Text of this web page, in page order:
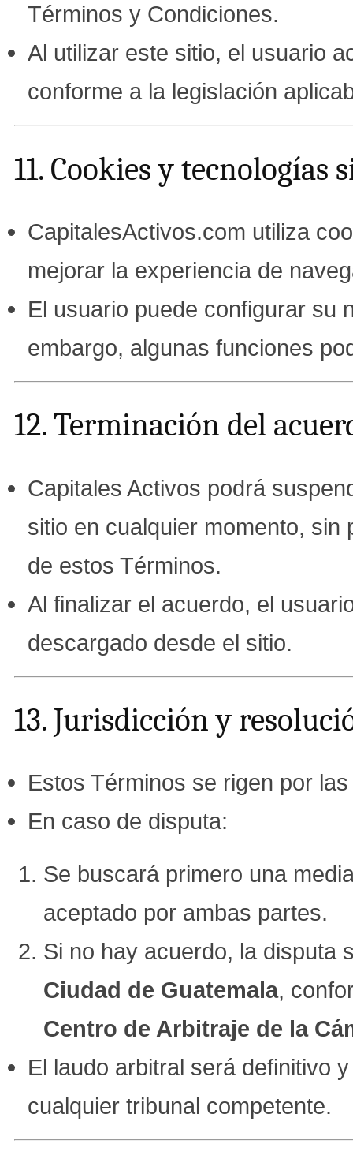
Términos y Condiciones.
Al utilizar este sitio, el usuario
conforme a la legislación
11. Cookies y tecnologías
CapitalesActivos.com utiliza
mejorar la experiencia de
El usuario puede configurar su
embargo, algunas funciones
12. Terminación del
Capitales Activos podrá
sitio en cualquier momento,
de estos Términos.
Al finalizar el acuerdo, el
descargado desde el sitio.
13. Jurisdicción y
Estos Términos se rigen por
En caso de disputa:
Se buscará primero una
aceptado por ambas partes.
Si no hay acuerdo, la disputa
Ciudad de Guatemala,
Centro de Arbitraje de la
El laudo arbitral será definitivo
cualquier tribunal competente.